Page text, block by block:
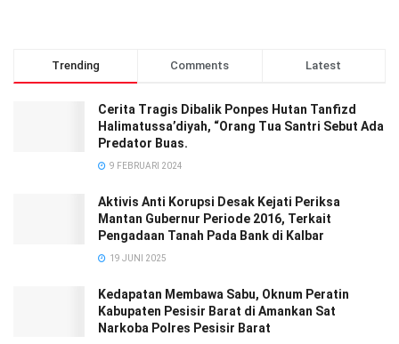
Trending Comments Latest
Cerita Tragis Dibalik Ponpes Hutan Tanfizd
Halimatussa’diyah, “Orang Tua Santri Sebut Ada
Predator Buas.
9 FEBRUARI 2024
Aktivis Anti Korupsi Desak Kejati Periksa
Mantan Gubernur Periode 2016, Terkait
Pengadaan Tanah Pada Bank di Kalbar
19 JUNI 2025
Kedapatan Membawa Sabu, Oknum Peratin
Kabupaten Pesisir Barat di Amankan Sat
Narkoba Polres Pesisir Barat